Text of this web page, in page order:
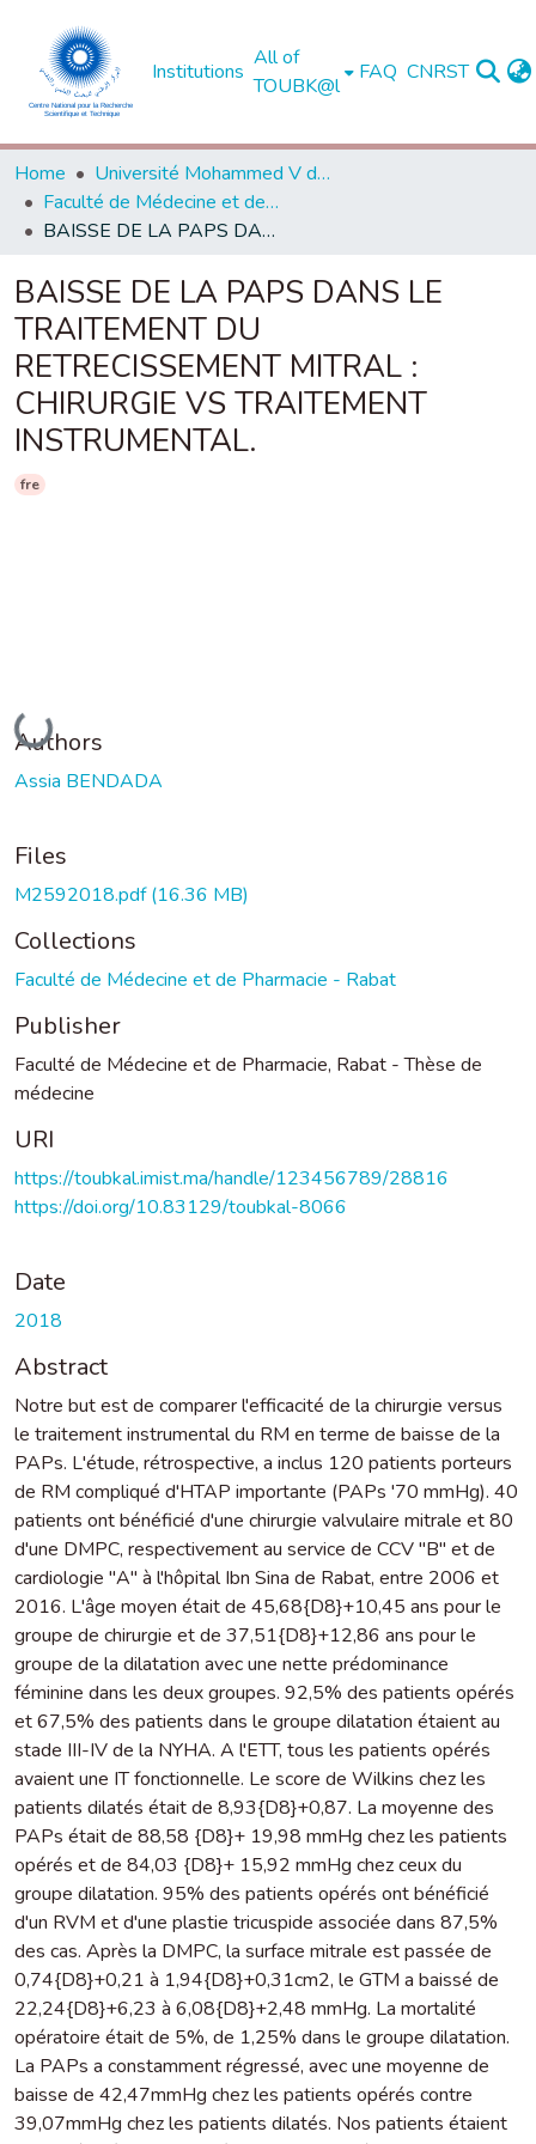
Institutions
All of
TOUBK@l
FAQ CNRST
Home
Université Mohammed V de Rabat
Faculté de Médecine et de Pharmacie - Rabat
BAISSE DE LA PAPS DANS LE TRAITEMENT DU RETRECISSEMENT MITRAL : CHIRURGIE VS TRAITEMENT INSTRUMENTAL.
BAISSE DE LA PAPS DANS LE
TRAITEMENT DU
RETRECISSEMENT MITRAL :
CHIRURGIE VS TRAITEMENT
INSTRUMENTAL.
fre
Loading...
Authors
Assia BENDADA
Files
M2592018.pdf(16.36 MB)
Collections
Faculté de Médecine et de Pharmacie - Rabat
Publisher
Faculté de Médecine et de Pharmacie, Rabat - Thèse de
médecine
URI
https://toubkal.imist.ma/handle/123456789/28816
https://doi.org/10.83129/toubkal-8066
Date
2018
Abstract
Notre but est de comparer l'efficacité de la chirurgie versus
le traitement instrumental du RM en terme de baisse de la
PAPs. L'étude, rétrospective, a inclus 120 patients porteurs
de RM compliqué d'HTAP importante (PAPs '70 mmHg). 40
patients ont bénéficié d'une chirurgie valvulaire mitrale et 80
d'une DMPC, respectivement au service de CCV "B" et de
cardiologie "A" à l'hôpital Ibn Sina de Rabat, entre 2006 et
2016. L'âge moyen était de 45,68{D8}+10,45 ans pour le
groupe de chirurgie et de 37,51{D8}+12,86 ans pour le
groupe de la dilatation avec une nette prédominance
féminine dans les deux groupes. 92,5% des patients opérés
et 67,5% des patients dans le groupe dilatation étaient au
stade III-IV de la NYHA. A l'ETT, tous les patients opérés
avaient une IT fonctionnelle. Le score de Wilkins chez les
patients dilatés était de 8,93{D8}+0,87. La moyenne des
PAPs était de 88,58 {D8}+ 19,98 mmHg chez les patients
opérés et de 84,03 {D8}+ 15,92 mmHg chez ceux du
groupe dilatation. 95% des patients opérés ont bénéficié
d'un RVM et d'une plastie tricuspide associée dans 87,5%
des cas. Après la DMPC, la surface mitrale est passée de
0,74{D8}+0,21 à 1,94{D8}+0,31cm2, le GTM a baissé de
22,24{D8}+6,23 à 6,08{D8}+2,48 mmHg. La mortalité
opératoire était de 5%, de 1,25% dans le groupe dilatation.
La PAPs a constamment régressé, avec une moyenne de
baisse de 42,47mmHg chez les patients opérés contre
39,07mmHg chez les patients dilatés. Nos patients étaient